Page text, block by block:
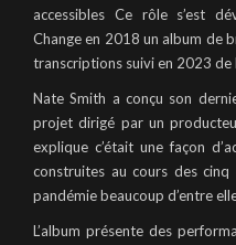
accessibles Ce rôle s’est
Change en 2018 un album de
transcriptions suivi en 2023 de
Nate Smith a conçu son
projet dirigé par un
explique c’était une façon
construites au cours des
pandémie beaucoup d’entre
L’album présente des